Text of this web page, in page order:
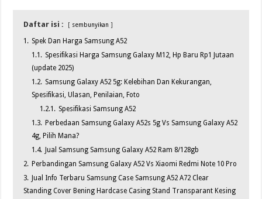
Daftar isi : sembunyikan
1. Spek Dan Harga Samsung A52
1.1. Spesifikasi Harga Samsung Galaxy M12, Hp Baru Rp1 Jutaan
(update 2025)
1.2. Samsung Galaxy A52 5g: Kelebihan Dan Kekurangan,
Spesifikasi, Ulasan, Penilaian, Foto
1.2.1. Spesifikasi Samsung A52
1.3. Perbedaan Samsung Galaxy A52s 5g Vs Samsung Galaxy A52
4g, Pilih Mana?
1.4. Jual Samsung Samsung Galaxy A52 Ram 8/128gb
2. Perbandingan Samsung Galaxy A52 Vs Xiaomi Redmi Note 10 Pro
3. Jual Info Terbaru Samsung Case Samsung A52 A72 Clear
Standing Cover Bening Hardcase Casing Stand Transparant Kesing